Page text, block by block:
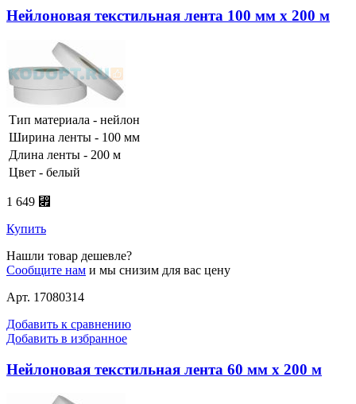
Нейлоновая текстильная лента 100 мм х 200 м
Тип материала - нейлон
Ширина ленты - 100 мм
Длина ленты - 200 м
Цвет - белый
1 649 ⃏
Купить
Нашли товар дешевле?
Сообщите нам и мы снизим для вас цену
Арт. 17080314
Добавить к сравнению
Добавить в избранное
Нейлоновая текстильная лента 60 мм х 200 м